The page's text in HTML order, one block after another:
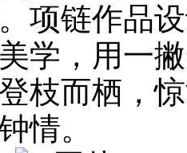
项链作品
学，用一
枝而栖，
情。